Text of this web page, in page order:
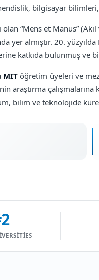
bilgisayar
olan “Mens et Manus”
yer almıştır. 20.
katkıda bulunmuş ve
MIT öğretim üyeleri ve
araştırma
bilim ve teknolojide